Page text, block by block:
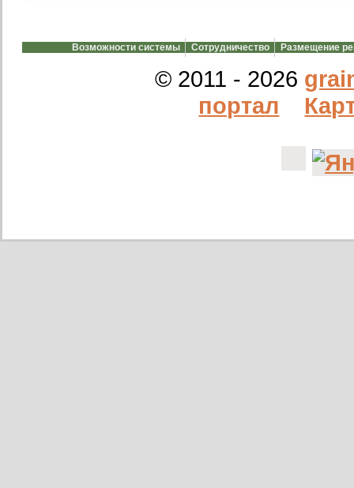
20/02/2023 GREENKO
Возможности системы Сотрудничество Размещение
© 2011 - 2026
портал